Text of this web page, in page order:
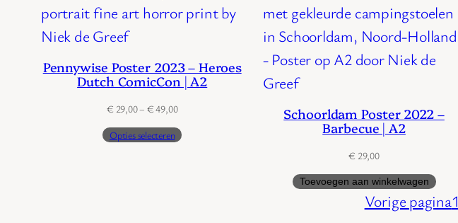
Pennywise Poster 2023 – Heroes
Dutch ComicCon | A2
€ 29,00– €49,00Prijsklasse:
tot
Opties selecteren
Schoorldam Poster 2022 –
Barbecue | A2
€ 29,00
Toevoegen aan winkelwagen
Vorige pagina1